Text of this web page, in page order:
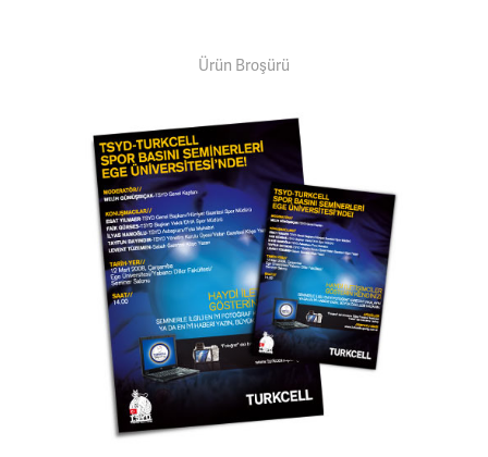
Ürün Broşürü